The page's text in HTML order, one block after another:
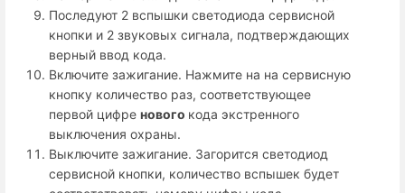
Последуют 2 вспышки светодиода сервисной
кнопки и 2 звуковых сигнала, подтверждающих
верный ввод кода.
Включите зажигание. Нажмите на на сервисную
кнопку количество раз, соответствующее
первой цифре нового кода экстренного
выключения охраны.
Выключите зажигание. Загорится светодиод
сервисной кнопки, количество вспышек будет